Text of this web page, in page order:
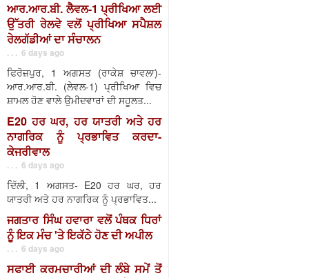
ਆਰ.ਆਰ.ਬੀ. ਲੈਵਲ-1 ਪ੍ਰੀਖਿਆ ਲਈ
ਉੱਤਰੀ ਰੇਲਵੇ ਵਲੋਂ ਪ੍ਰੀਖਿਆ ਸਪੈਸ਼ਲ
ਰੇਲਗੱਡੀਆਂ ਦਾ ਸੰਚਾਲਨ
. . . 6 days ago
ਫਿਰੋਜ਼ਪੁਰ, 1 ਅਗਸਤ (ਰਾਕੇਸ਼ ਚਾਵਲਾ)-
ਆਰ.ਆਰ.ਬੀ. (ਲੇਵਲ-1) ਪ੍ਰੀਖਿਆ ਵਿਚ
ਸ਼ਾਮਲ ਹੋਣ ਵਾਲੇ ਉਮੀਦਵਾਰਾਂ ਦੀ ਸਹੂਲਤ...
E20 ਹਰ ਘਰ, ਹਰ ਯਾਤਰੀ ਅਤੇ ਹਰ
ਨਾਗਰਿਕ ਨੂੰ ਪ੍ਰਭਾਵਿਤ ਕਰਦਾ-
ਕੇਜਰੀਵਾਲ
. . . 6 days ago
ਦਿੱਲੀ, 1 ਅਗਸਤ- E20 ਹਰ ਘਰ, ਹਰ
ਯਾਤਰੀ ਅਤੇ ਹਰ ਨਾਗਰਿਕ ਨੂੰ ਪ੍ਰਭਾਵਿਤ...
ਜਗਤਾਰ ਸਿੰਘ ਹਵਾਰਾ ਵਲੋਂ ਪੰਥਕ ਧਿਰਾਂ
ਨੂੰ ਇਕ ਮੰਚ 'ਤੇ ਇਕੱਠੇ ਹੋਣ ਦੀ ਅਪੀਲ
. . . 6 days ago
ਸਫਾਈ ਕਰਮਚਾਰੀਆਂ ਦੀ ਲੰਬੇ ਸਮੇਂ ਤੋਂ